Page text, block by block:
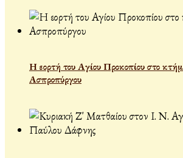
Η εορτή του Αγίου Προκοπίου στο
Ασπροπύργου